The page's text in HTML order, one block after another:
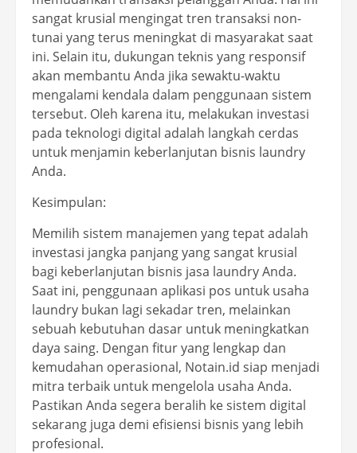
sangat krusial mengingat tren transaksi non-
tunai yang terus meningkat di masyarakat saat
ini. Selain itu, dukungan teknis yang responsif
akan membantu Anda jika sewaktu-waktu
mengalami kendala dalam penggunaan sistem
tersebut. Oleh karena itu, melakukan investasi
pada teknologi digital adalah langkah cerdas
untuk menjamin keberlanjutan bisnis laundry
Anda.
Kesimpulan:
Memilih sistem manajemen yang tepat adalah
investasi jangka panjang yang sangat krusial
bagi keberlanjutan bisnis jasa laundry Anda.
Saat ini, penggunaan aplikasi pos untuk usaha
laundry bukan lagi sekadar tren, melainkan
sebuah kebutuhan dasar untuk meningkatkan
daya saing. Dengan fitur yang lengkap dan
kemudahan operasional, Notain.id siap menjadi
mitra terbaik untuk mengelola usaha Anda.
Pastikan Anda segera beralih ke sistem digital
sekarang juga demi efisiensi bisnis yang lebih
profesional.